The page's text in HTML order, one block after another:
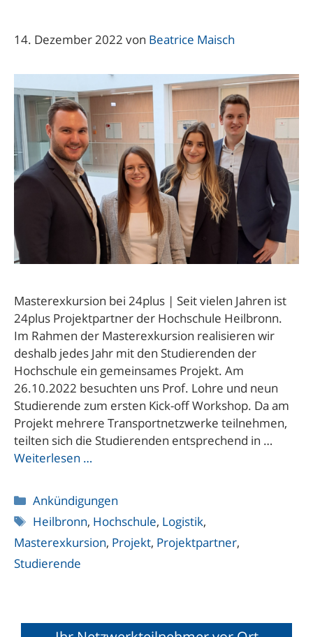
14. Dezember 2022 von Beatrice Maisch
Masterexkursion bei 24plus | Seit vielen Jahren ist
24plus Projektpartner der Hochschule Heilbronn.
Im Rahmen der Masterexkursion realisieren wir
deshalb jedes Jahr mit den Studierenden der
Hochschule ein gemeinsames Projekt. Am
26.10.2022 besuchten uns Prof. Lohre und neun
Studierende zum ersten Kick-off Workshop. Da am
Projekt mehrere Transportnetzwerke teilnehmen,
teilten sich die Studierenden entsprechend in …
Weiterlesen …
Kategorien
Ankündigungen
Schlagwörter
Heilbronn, Hochschule, Logistik,
Masterexkursion, Projekt, Projektpartner,
Studierende